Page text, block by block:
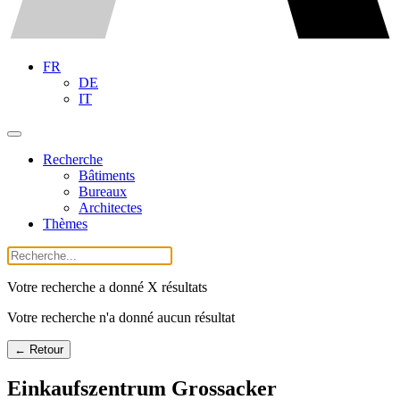
FR
DE
IT
Recherche
Bâtiments
Bureaux
Architectes
Thèmes
Votre recherche a donné X résultats
Votre recherche n'a donné aucun résultat
← Retour
Einkaufszentrum Grossacker